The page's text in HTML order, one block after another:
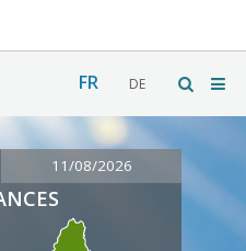
FR DE
11/08/2026